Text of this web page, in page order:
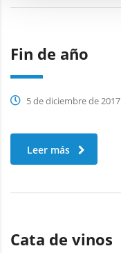
Fin de año
5 de diciembre de 2017
Leer más
Cata de vinos